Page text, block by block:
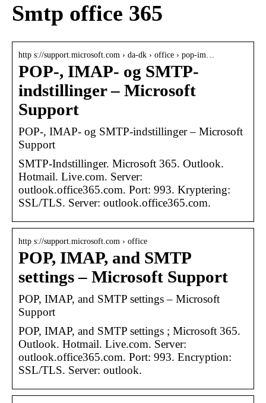
Smtp office 365
http s://support.microsoft.com › da-dk › office › pop-im…
POP-, IMAP- og SMTP-
indstillinger – Microsoft
Support
POP-, IMAP- og SMTP-indstillinger – Microsoft
Support
SMTP-Indstillinger. Microsoft 365. Outlook.
Hotmail. Live.com. Server:
outlook.office365.com. Port: 993. Kryptering:
SSL/TLS. Server: outlook.office365.com.
http s://support.microsoft.com › office
POP, IMAP, and SMTP
settings – Microsoft Support
POP, IMAP, and SMTP settings – Microsoft
Support
POP, IMAP, and SMTP settings ; Microsoft 365.
Outlook. Hotmail. Live.com. Server:
outlook.office365.com. Port: 993. Encryption:
SSL/TLS. Server: outlook.